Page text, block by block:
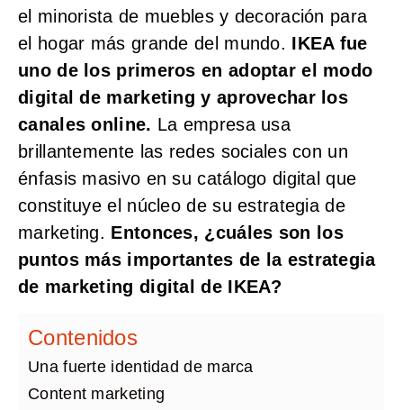
el minorista de muebles y decoración para
el hogar más grande del mundo. IKEA fue
uno de los primeros en adoptar el modo
digital de marketing y aprovechar los
canales online. La empresa usa
brillantemente las redes sociales con un
énfasis masivo en su catálogo digital que
constituye el núcleo de su estrategia de
marketing. Entonces, ¿cuáles son los
puntos más importantes de la estrategia
de marketing digital de IKEA?
Contenidos
Una fuerte identidad de marca
Content marketing